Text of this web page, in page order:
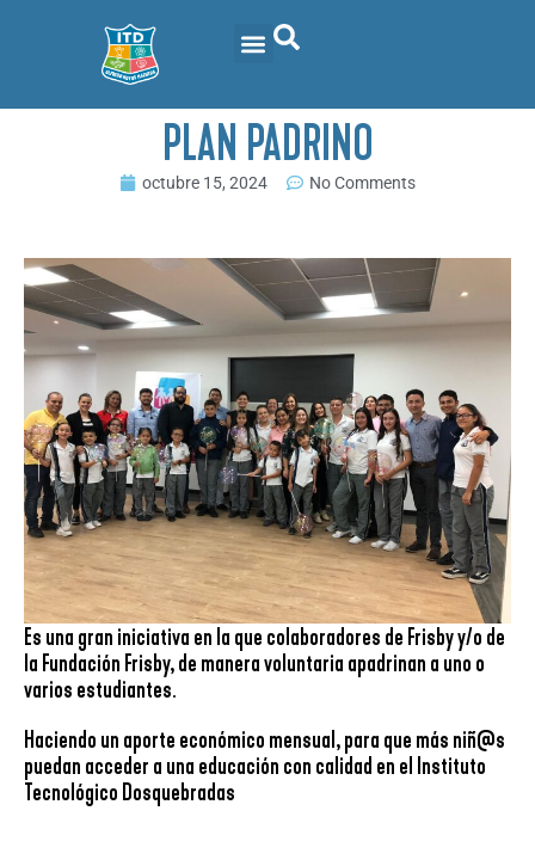
PLAN PADRINO
octubre 15, 2024 No Comments
Es una gran iniciativa en la que colaboradores de Frisby y/o de
la Fundación Frisby, de manera voluntaria apadrinan a uno o
varios estudiantes.
Haciendo un aporte económico mensual, para que más niñ@s
puedan acceder a una educación con calidad en el Instituto
Tecnológico Dosquebradas